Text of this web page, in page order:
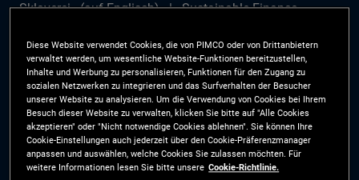
Sklaverei - (auf Englisch)
Sustainable Finance
Anlegerrechte
Site Map
Cookie-Präferenzmanager
PIMCO ESG Rating Methodology
Die Informationen auf dieser Website sind ausschließlich für Deutsche
Staatsbürger bestimmt.
Diese Website verwendet Cookies, die von PIMCO oder von Drittanbietern
verwaltet werden, um wesentliche Website-Funktionen bereitzustellen,
Inhalte und Werbung zu personalisieren, Funktionen für den Zugang zu
sozialen Netzwerken zu integrieren und das Surfverhalten der Besucher
unserer Website zu analysieren. Um die Verwendung von Cookies bei Ihrem
Besuch dieser Website zu verwalten, klicken Sie bitte auf "Alle Cookies
akzeptieren" oder "Nicht notwendige Cookies ablehnen". Sie können Ihre
Cookie-Einstellungen auch jederzeit über den Cookie-Präferenzmanager
anpassen und auswählen, welche Cookies Sie zulassen möchten. Für
weitere Informationen lesen Sie bitte unsere Cookie-Richtlinie.